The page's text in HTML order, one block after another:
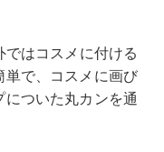
はコスメに付ける
で、コスメに画び
ついた丸カンを通